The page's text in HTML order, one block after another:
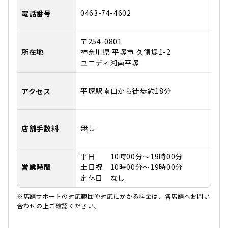
電話番号 0463-74-4602
所在地
〒254-0801
神奈川県 平塚市 久領堤1-2
ユニディ湘南平塚
アクセス 平塚駅南口から徒歩約18分
店舗手数料 無し
営業時間
平日 10時00分～19時00分
土日祝 10時00分～19時00分
定休日 なし
※店舗サポートの対応範囲や対応にかかる料金は、各店舗へお問い
合わせの上ご確認ください。